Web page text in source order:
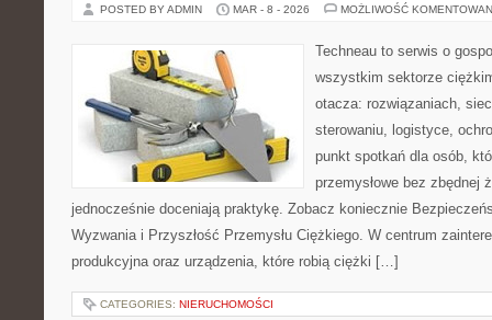
POSTED BY ADMIN MAR - 8 - 2026 MOŻLIWOŚĆ
Techneau to serwis o
wszystkim sektorze
otacza: rozwiązaniach,
sterowaniu, logistyce,
punkt spotkań dla osób,
przemysłowe bez zbędnej
jednocześnie doceniają praktykę. Zobacz koniecznie
Wyzwania i Przyszłość Przemysłu Ciężkiego. W centrum
produkcyjna oraz urządzenia, które robią ciężki […]
CATEGORIES: NIERUCHOMOŚCI